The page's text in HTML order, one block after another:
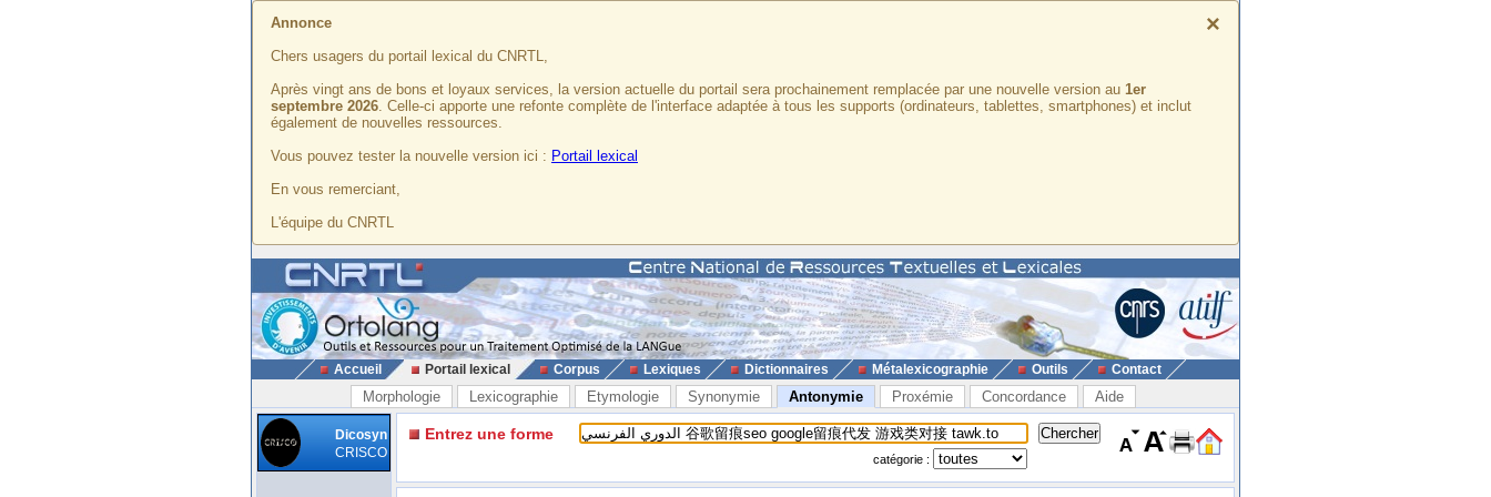
×
Annonce
Chers usagers du portail lexical du CNRTL,
Après vingt ans de bons et loyaux services, la version actuelle du portail sera prochainement remplacée par une nouvelle version au 1er
septembre 2026. Celle-ci apporte une refonte complète de l'interface adaptée à tous les supports (ordinateurs, tablettes, smartphones) et inclut
également de nouvelles ressources.
Vous pouvez tester la nouvelle version ici : Portail lexical
En vous remerciant,
L'équipe du CNRTL
Accueil Portail lexical Corpus Lexiques Dictionnaires Métalexicographie Outils Contact
Morphologie Lexicographie Etymologie Synonymie Antonymie Proxémie Concordance Aide
Dicosyn
CRISCO
Entrez une forme
catégorie :